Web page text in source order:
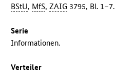
BStU, MfS,ZAIG 3795, Bl. 1–7.
Serie
Informationen.
Verteiler